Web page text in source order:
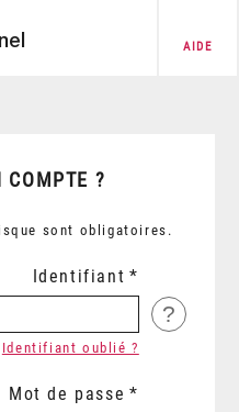
AIDE
COMPTE ?
sont obligatoires.
Identifiant
?
Identifiant oublié ?
Mot de passe